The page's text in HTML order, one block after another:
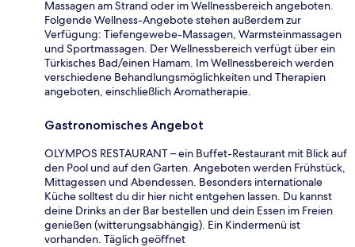
Massagen am Strand oder im Wellnessbereich angeboten.
Folgende Wellness-Angebote stehen außerdem zur
Verfügung: Tiefengewebe-Massagen, Warmsteinmassagen
und Sportmassagen. Der Wellnessbereich verfügt über ein
Türkisches Bad/einen Hamam. Im Wellnessbereich werden
verschiedene Behandlungsmöglichkeiten und Therapien
angeboten, einschließlich Aromatherapie.
Gastronomisches Angebot
OLYMPOS RESTAURANT – ein Buffet-Restaurant mit Blick auf
den Pool und auf den Garten. Angeboten werden Frühstück,
Mittagessen und Abendessen. Besonders internationale
Küche solltest du dir hier nicht entgehen lassen. Du kannst
deine Drinks an der Bar bestellen und dein Essen im Freien
genießen (witterungsabhängig). Ein Kindermenü ist
vorhanden. Täglich geöffnet